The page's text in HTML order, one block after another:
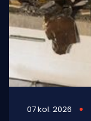
07 kol. 2026